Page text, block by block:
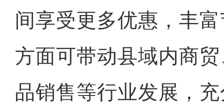
间享受更多优惠，丰
方面可带动县域内商
品销售等行业发展，